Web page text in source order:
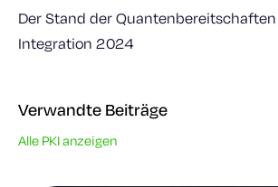
Der Stand der
Integration 2024
Verwandte Beiträge
Alle PKI anzeigen